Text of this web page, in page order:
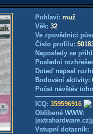
Pohlaví: muž
Věk: 32
Ve zpovědnici
Číslo profilu:
Naposledy se
Poslední
Doteď napsal
Bodování aktivity:
Počet návštěv
ICQ: 359596916
Oblíbené WWW:
Vstupní